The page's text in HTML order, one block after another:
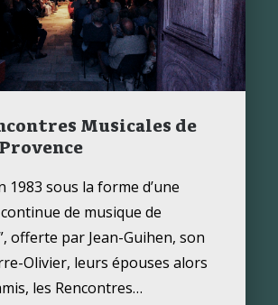
Musicales de
1983 sous la forme d’une
de musique de
offerte par Jean-Guihen, son
Olivier, leurs épouses alors
les Rencontres…